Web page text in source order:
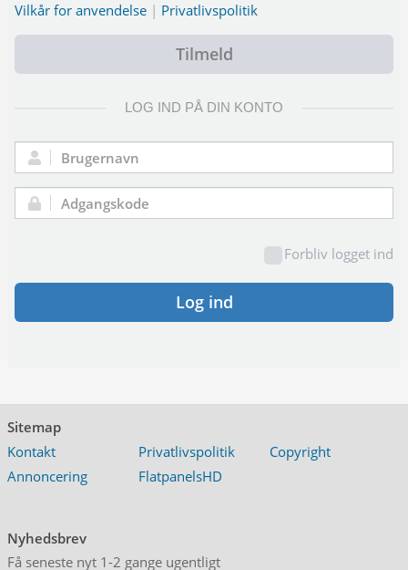
Vilkår for anvendelse | Privatlivspolitik
Tilmeld
LOG IND PÅ DIN KONTO
Brugernavn:
Adgangskode:
Forbliv logget ind
Log ind
Sitemap
Kontakt
Privatlivspolitik
Copyright
Annoncering
FlatpanelsHD
Nyhedsbrev
Få seneste nyt 1-2 gange ugentligt